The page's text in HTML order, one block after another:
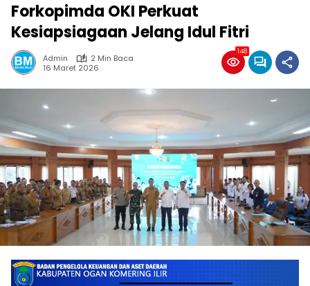
Forkopimda OKI Perkuat
Kesiapsiagaan Jelang Idul Fitri
Admin
2 Min Baca
16 Maret 2026
148